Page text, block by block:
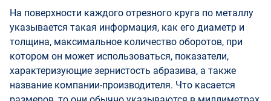
На поверхности каждого отрезного круга по металлу
указывается такая информация, как его диаметр и
толщина, максимальное количество оборотов, при
котором он может использоваться, показатели,
характеризующие зернистость абразива, а также
название компании-производителя. Что касается